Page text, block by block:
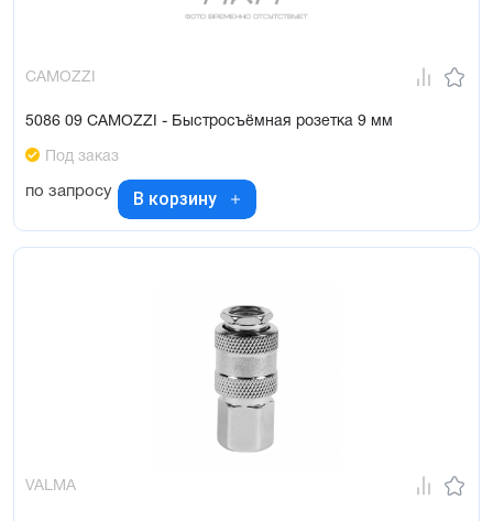
CAMOZZI
5086 09 CAMOZZI - Быстросъёмная розетка 9 мм
Под заказ
по запросу В корзину
VALMA